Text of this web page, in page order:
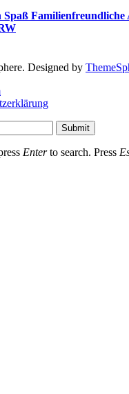
Spaß
Designed by
Submit
Enterto search. Press